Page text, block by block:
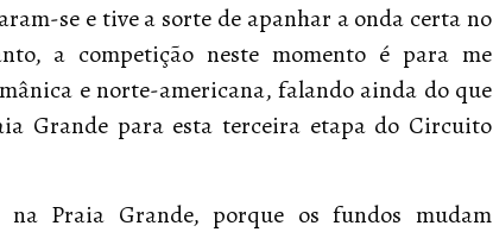
se e tive a sorte de apanhar a onda certa no
a competição neste momento é para me
e norte-americana, falando ainda do que
Grande para esta terceira etapa do Circuito
Praia Grande, porque os fundos mudam